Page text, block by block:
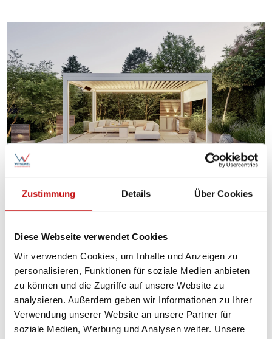
Zustimmung Details Über Cookies
Diese Webseite verwendet Cookies
Wir verwenden Cookies, um Inhalte und Anzeigen zu
personalisieren, Funktionen für soziale Medien anbieten
zu können und die Zugriffe auf unsere Website zu
analysieren. Außerdem geben wir Informationen zu Ihrer
Verwendung unserer Website an unsere Partner für
soziale Medien, Werbung und Analysen weiter. Unsere
Lamellendächer bieten flexiblen
Freien.